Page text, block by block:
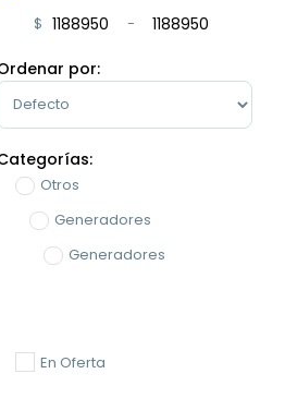
$ Minimum Price
-
Maximum Price
por:
Products
Otros
Generadores
Generadores
En Oferta